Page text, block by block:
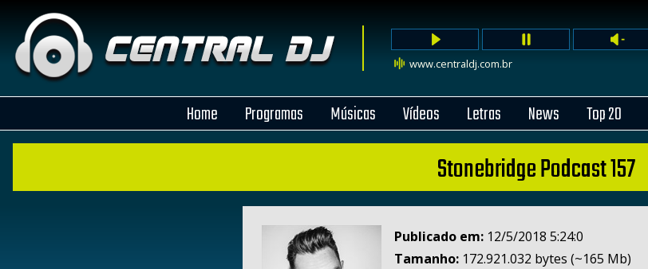
www.centraldj.com.br
Home Programas Músicas Vídeos Letras News Top 20
Stonebridge Podcast 157
Publicado em: 12/5/2018 5:24:0
Tamanho:172.921.032 bytes (~165 Mb)